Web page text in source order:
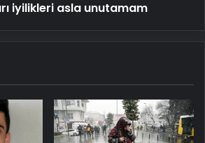
iyilikleri asla unutamam